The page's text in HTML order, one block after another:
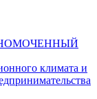
климата и